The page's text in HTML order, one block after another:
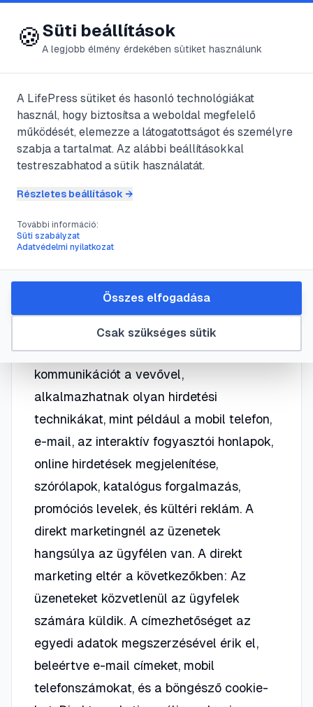
😍 LifePress
@gabriel
2025. április 4. 2 perc olvasás
Direkt marketing
#reklám
Direkt marketing csatorna-független
formája a reklámnak, amely lehetővé
teszi a vállalkozások és a nonprofit
szervezetek számára a közvetlen
kommunikációt a vevővel,
alkalmazhatnak olyan hirdetési
technikákat, mint például a mobil telefon,
e-mail, az interaktív fogyasztói honlapok,
online hirdetések megjelenítése,
szórólapok, katalógus forgalmazás,
promóciós levelek, és kültéri reklám. A
direkt marketingnél az üzenetek
hangsúlya az ügyfélen van. A direkt
marketing eltér a következőkben: Az
üzeneteket közvetlenül az ügyfelek
számára küldik. A címezhetőséget az
egyedi adatok megszerzésével érik el,
beleértve e-mail címeket, mobil
telefonszámokat, és a böngésző cookie-
🍪Süti beállítások
A legjobb élmény érdekében sütiket használunk
A LifePress sütiket és hasonló technológiákat
használ, hogy biztosítsa a weboldal megfelelő
működését, elemezze a látogatottságot és személyre
szabja a tartalmat. Az alábbi beállításokkal
testreszabhatod a sütik használatát.
Részletes beállítások →
További információ:
Süti szabályzat
Adatvédelmi nyilatkozat
Csak szükséges sütik
Összes elfogadása